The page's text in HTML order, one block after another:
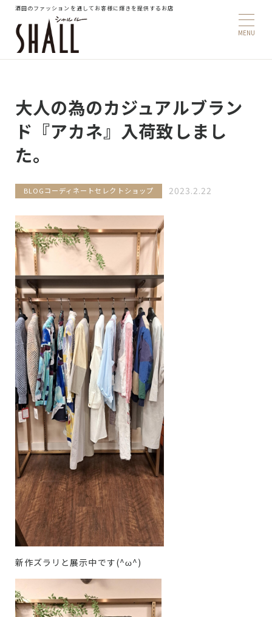
酒田のファッションを通してお客様に輝きを提供するお店
大人の為のカジュアルブラン
ド『アカネ』入荷致しまし
た。
BLOGコーディネートセレクトショップ 2023.2.22
新作ズラリと展示中です(^ω^)